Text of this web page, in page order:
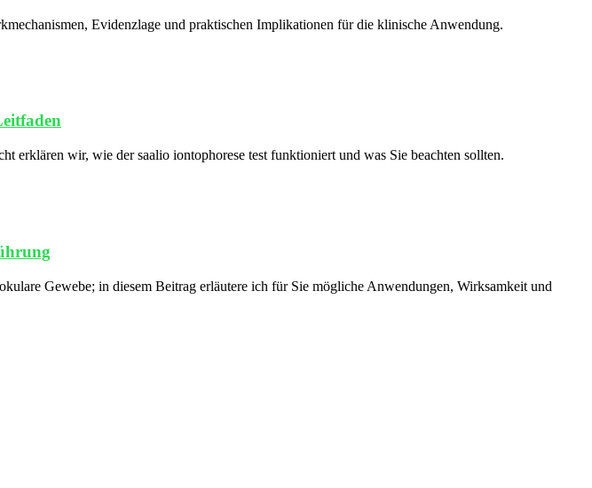
Evidenzlage und praktischen Implikationen für die klinische Anwendung.
erklären wir, wie der saalio iontophorese test funktioniert und was Sie beachten sollten.
Gewebe; in diesem Beitrag erläutere ich für Sie mögliche Anwendungen, Wirksamkeit und